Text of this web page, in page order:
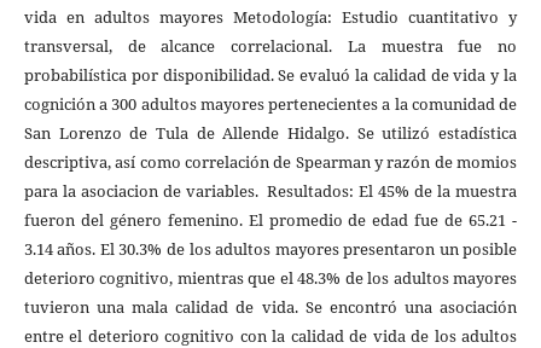
vida en adultos mayores Metodología: Estudio cuantitativo y
transversal, de alcance correlacional. La muestra fue no
probabilística por disponibilidad. Se evaluó la calidad de vida y la
cognición a 300 adultos mayores pertenecientes a la comunidad de
San Lorenzo de Tula de Allende Hidalgo. Se utilizó estadística
descriptiva, así como correlación de Spearman y razón de momios
para la asociacion de variables. Resultados: El 45% de la muestra
fueron del género femenino. El promedio de edad fue de 65.21 -
3.14 años. El 30.3% de los adultos mayores presentaron un posible
deterioro cognitivo, mientras que el 48.3% de los adultos mayores
tuvieron una mala calidad de vida. Se encontró una asociación
entre el deterioro cognitivo con la calidad de vida de los adultos